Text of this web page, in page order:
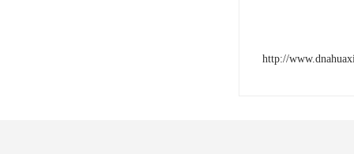
http://